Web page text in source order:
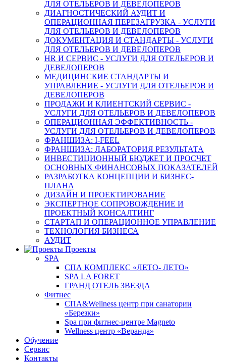
ДЛЯ ОТЕЛЬЕРОВ И ДЕВЕЛОПЕРОВ
ДИАГНОСТИЧЕСКИЙ АУДИТ И
ОПЕРАЦИОННАЯ ПЕРЕЗАГРУЗКА - УСЛУГИ
ДЛЯ ОТЕЛЬЕРОВ И ДЕВЕЛОПЕРОВ
ДОКУМЕНТАЦИЯ И СТАНДАРТЫ - УСЛУГИ
ДЛЯ ОТЕЛЬЕРОВ И ДЕВЕЛОПЕРОВ
HR И СЕРВИС - УСЛУГИ ДЛЯ ОТЕЛЬЕРОВ И
ДЕВЕЛОПЕРОВ
МЕДИЦИНСКИЕ СТАНДАРТЫ И
УПРАВЛЕНИЕ - УСЛУГИ ДЛЯ ОТЕЛЬЕРОВ И
ДЕВЕЛОПЕРОВ
ПРОДАЖИ И КЛИЕНТСКИЙ СЕРВИС -
УСЛУГИ ДЛЯ ОТЕЛЬЕРОВ И ДЕВЕЛОПЕРОВ
ОПЕРАЦИОННАЯ ЭФФЕКТИВНОСТЬ -
УСЛУГИ ДЛЯ ОТЕЛЬЕРОВ И ДЕВЕЛОПЕРОВ
ФРАНШИЗА: I-FEEL
ФРАНШИЗА: ЛАБОРАТОРИЯ РЕЗУЛЬТАТА
ИНВЕСТИЦИОННЫЙ БЮДЖЕТ И ПРОСЧЕТ
ОСНОВНЫХ ФИНАНСОВЫХ ПОКАЗАТЕЛЕЙ
РАЗРАБОТКА КОНЦЕПЦИИ И БИЗНЕС-
ПЛАНА
ДИЗАЙН И ПРОЕКТИРОВАНИЕ
ЭКСПЕРТНОЕ СОПРОВОЖДЕНИЕ И
ПРОЕКТНЫЙ КОНСАЛТИНГ
СТАРТАП И ОПЕРАЦИОННОЕ УПРАВЛЕНИЕ
ТЕХНОЛОГИЯ БИЗНЕСА
АУДИТ
Проекты
SPA
СПА КОМПЛЕКС «ЛЕТО- ЛЕТО»
SPA LA FORET
ГРАНД ОТЕЛЬ ЗВЕЗДА
Фитнес
СПА&Wellness центр при санатории
«Березки»
Spa при фитнес-центре Magneto
Wellness центр «Веранда»
Обучение
Сервис
Контакты